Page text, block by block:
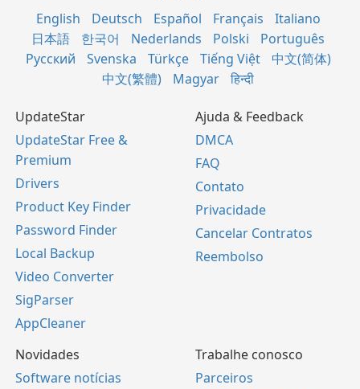
English Deutsch Español Français
Italiano
日本語
한국어 Nederlands Polski
Português
Русский
Svenska Türkçe Tiếng Việt
中文(简体)
中文(繁體)
Magyar हिन्दी
UpdateStar
UpdateStar Free &
Premium
Drivers
Product Key Finder
Password Finder
Local Backup
Video Converter
SigParser
AppCleaner
Ajuda & Feedback
DMCA
FAQ
Contato
Privacidade
Cancelar Contratos
Reembolso
Novidades
Software notícias
Trabalhe conosco
Parceiros